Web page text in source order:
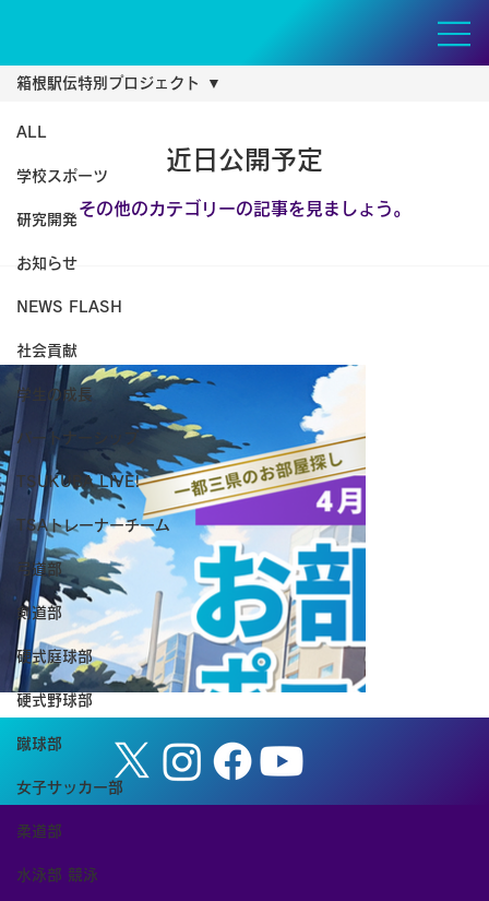
ALL
学校スポーツ
研究開発
お知らせ
NEWS FLASH
社会貢献
学生の成長
パートナーシップ
TSUKUBA LIVE!
TSAトレーナーチーム
弓道部
剣道部
硬式庭球部
硬式野球部
蹴球部
女子サッカー部
柔道部
水泳部 競泳
箱根駅伝特別プロジェクト
近日公開予定
その他のカテゴリーの記事を見ましょう。